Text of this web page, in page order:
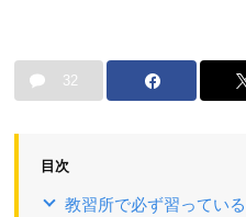
32
目次
教習所で必ず習ってい